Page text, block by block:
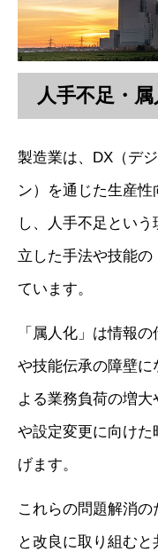
人手不足・
製造業は、DX（デ
ン）を通じた生産
し、人手不足とい
立した手法や技能
ています。
「属人化」は情報
や技能伝承の障壁に
よる業務負荷の増
や設定変更に向け
げます。
これらの問題解消
と改良に取り組む